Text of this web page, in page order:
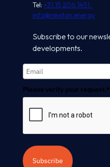
Tel:+31 15 206 1451
info@newton.energy
Subscribe to our
developments.
Please verify your request.*
Subscribe